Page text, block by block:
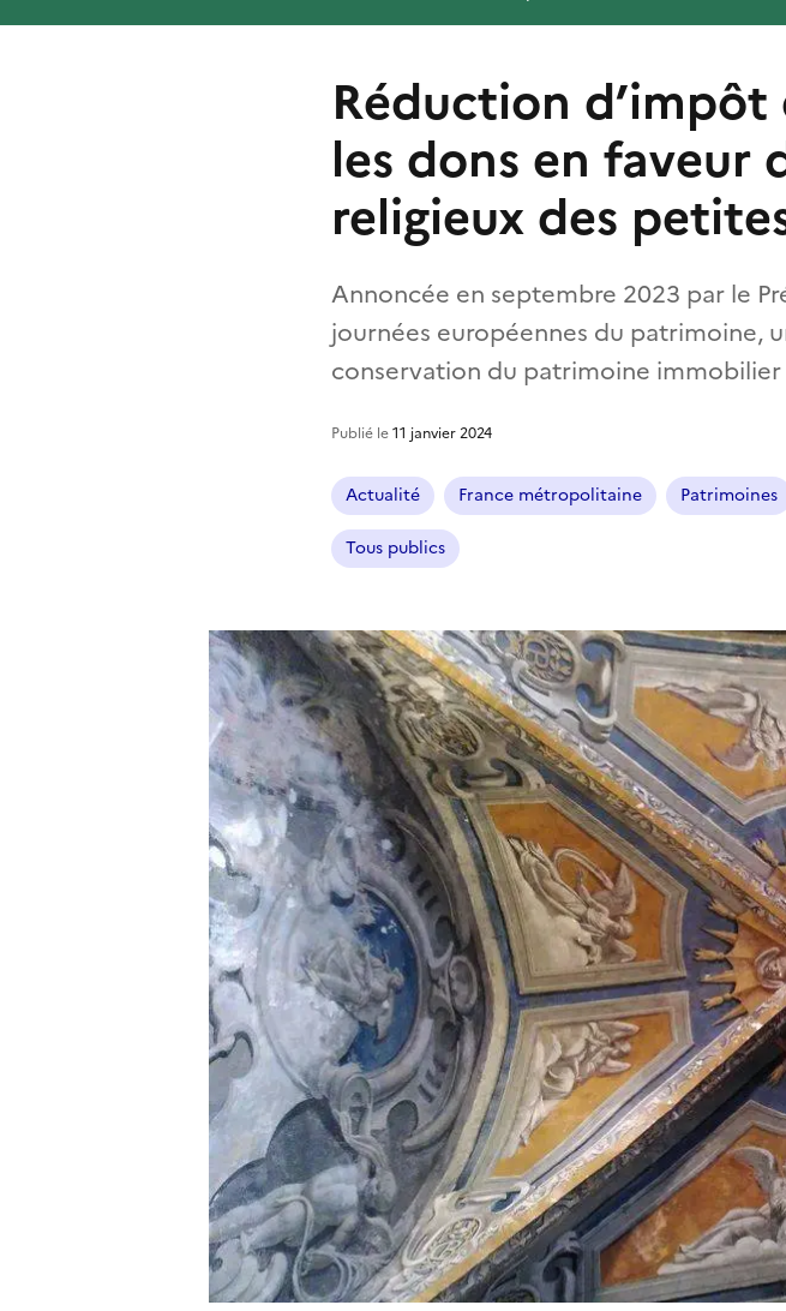
Réduction
les dons en faveur
religieux des
Annoncée en septembre 2023 par le
journées européennes du patrimoine,
conservation du patrimoine
Publié le11 janvier 2024
Actualité France métropolitaine Patrimoines
Tous publics